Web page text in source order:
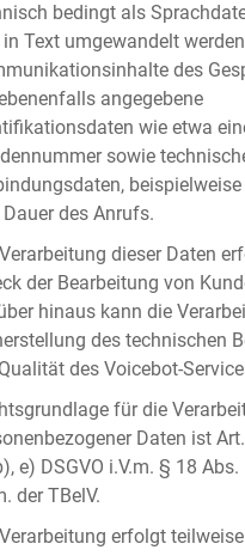
bedingt als
Text umgewandelt
des
angegebene
wie etwa
sowie
des Anrufs.
dieser Daten
der Bearbeitung von
hinaus kann die
des technischen
des Voicebot-
für die
Daten ist
e) DSGVO i.V.m. § 18 Abs.
der TBelV.
erfolgt teilweise